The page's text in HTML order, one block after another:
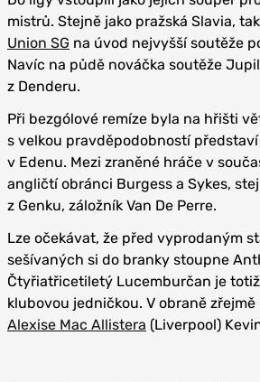
mistrů. Stejně jako pražská Slavia,
Union SG na úvod nejvyšší soutěže
Navíc na půdě nováčka soutěže
z Denderu.
Při bezgólové remíze byla na hřišti
s velkou pravděpodobností
v Edenu. Mezi zraněné hráče v
angličtí obránci Burgess a Sykes,
z Genku, záložník Van De Perre.
Lze očekávat, že před vyprodaným
sešívaných si do branky stoupne
Čtyřiatřicetiletý Lucemburčan je
klubovou jedničkou. V obraně
Alexise Mac Allistera (Liverpool)